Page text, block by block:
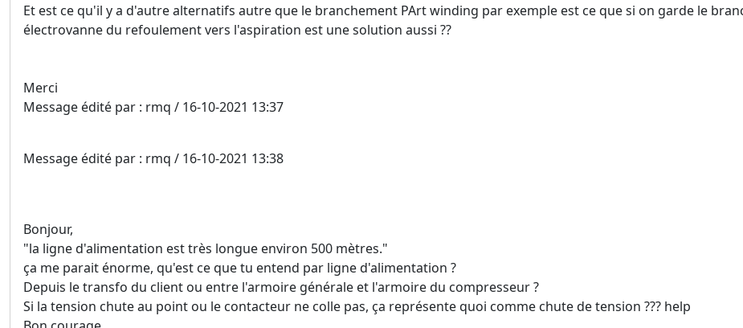
Et est ce qu'il y a d'autre alternatifs autre que le branchement PArt winding par exemple est ce que si on garde le
électrovanne du refoulement vers l'aspiration est une solution aussi ??
Merci
Message édité par : rmq / 16-10-2021 13:37
Message édité par : rmq / 16-10-2021 13:38
Bonjour,
"la ligne d'alimentation est très longue environ 500 mètres."
ça me parait énorme, qu'est ce que tu entend par ligne d'alimentation ?
Depuis le transfo du client ou entre l'armoire générale et l'armoire du compresseur ?
Si la tension chute au point ou le contacteur ne colle pas, ça représente quoi comme chute de tension ??? help